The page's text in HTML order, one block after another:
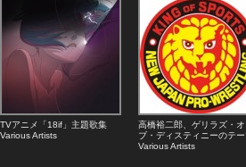
TVアニメ「18if」主題歌集
Various Artists
高橋裕二郎、ゲリラズ・オ
ブ・ディスティニーのテー
Various Artists